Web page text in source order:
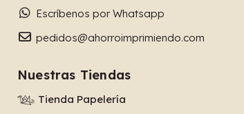
Escríbenos por Whatsapp
pedidos@ahorroimprimiendo.com
Nuestras Tiendas
Tienda Papelería